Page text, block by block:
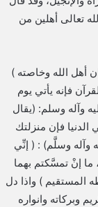
تعالى أهلين من
أهل الله وخاصته )
فإنه يأتي يوم
وآله وسلم: (يقال
فإن منزلتك
وآله وسلَّم) : ( إنِّي
ما إنْ تمسَّكتم بهما
المستقيم ) واذا دل
وبركاته وانواره